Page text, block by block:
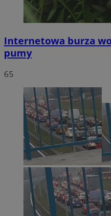
Internetowa burza
pumy
65